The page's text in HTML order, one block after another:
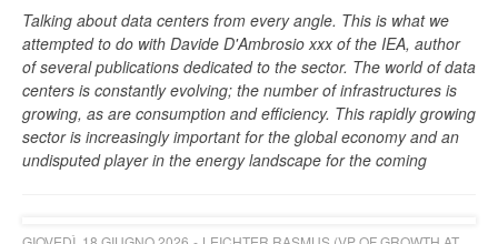
Talking about data centers from every angle. This is what we
attempted to do with Davide D'Ambrosio xxx of the IEA, author
of several publications dedicated to the sector. The world of data
centers is constantly evolving; the number of infrastructures is
growing, as are consumption and efficiency. This rapidly growing
sector is increasingly important for the global economy and an
undisputed player in the energy landscape for the coming